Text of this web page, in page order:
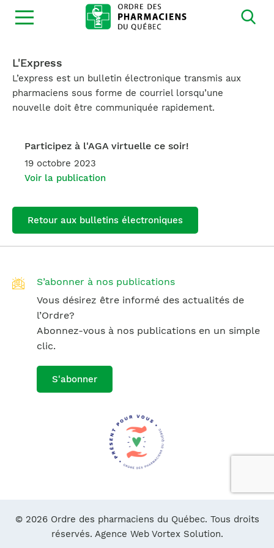
Ouvrir
la
L'Express
L’express est un bulletin électronique transmis aux
pharmaciens sous forme de courriel lorsqu’une
nouvelle doit être communiquée rapidement.
Participez à l'AGA virtuelle ce soir!
19 octobre 2023
Voir la publication
Retour aux bulletins électroniques
S’abonner à nos publications
Vous désirez être informé des actualités de
l’Ordre?
Abonnez-vous à nos publications en un simple
clic.
S'abonner
© 2026 Ordre des pharmaciens du Québec. Tous droits
réservés. Agence Web Vortex Solution.